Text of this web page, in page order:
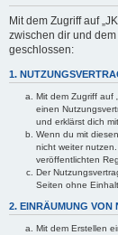
Mit dem Zugriff auf
zwischen dir und
geschlossen:
1.
Mit dem Zugriff auf
einen
und erklärst dich
Wenn du mit
nicht weiter
veröffentlichten
Der
Seiten ohne
2. EINRÄUMUNG VON
Mit dem Erstellen